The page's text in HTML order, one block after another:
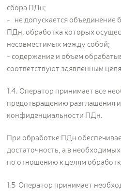
сбора ПДн;
- не допускается объединение
ПДн, обработка которых
несовместимых между собой;
- содержание и объем
соответствуют заявленным
1.4. Оператор принимает все
предотвращению разглашения
конфиденциальности ПДн.
При обработке ПДн
достаточность, а в
по отношению к целям
1.5 Оператор принимает